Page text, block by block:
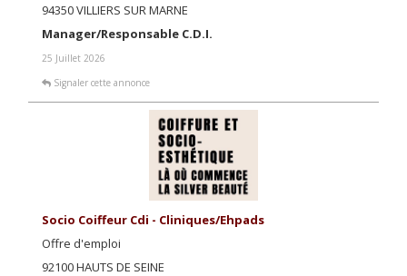
94350 VILLIERS SUR MARNE
Manager/Responsable C.D.I.
25 Juillet 2026
Signaler cette annonce
Socio Coiffeur Cdi - Cliniques/ehpads
Offre d'emploi
92100 HAUTS DE SEINE